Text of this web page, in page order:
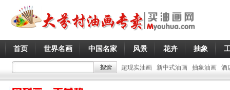
首页 世界名画 中国名家 风景 花卉 抽象
超现实油画 新中式油画 抽象油画 酒